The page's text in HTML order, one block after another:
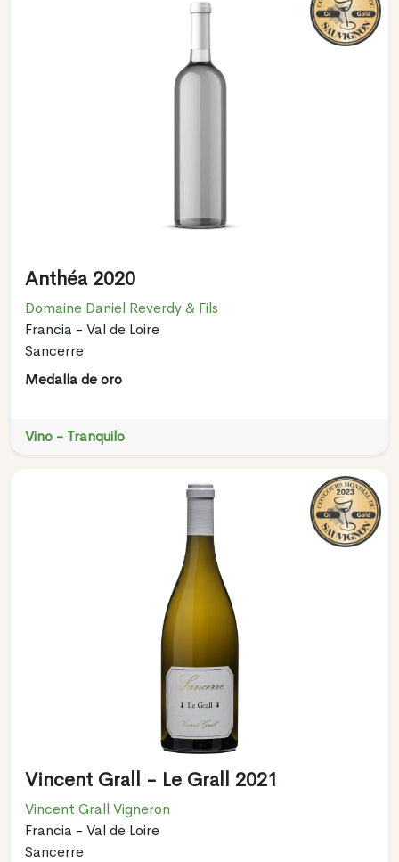
Anthéa 2020
Domaine Daniel Reverdy & Fils
Francia - Val de Loire
Sancerre
Medalla de oro
Vino - Tranquilo
Vincent Grall - Le Grall 2021
Vincent Grall Vigneron
Francia - Val de Loire
Sancerre